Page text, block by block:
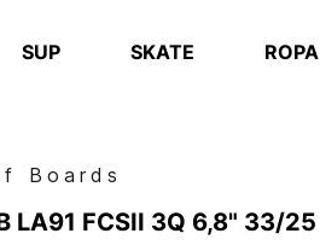
SUP SKATE ROPA
Boards
LA91 FCSII 3Q 6,8" 33/25